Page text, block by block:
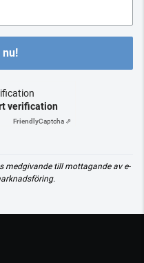
nu!
verification
FriendlyCaptcha ⇗
medgivande till mottagande av e-